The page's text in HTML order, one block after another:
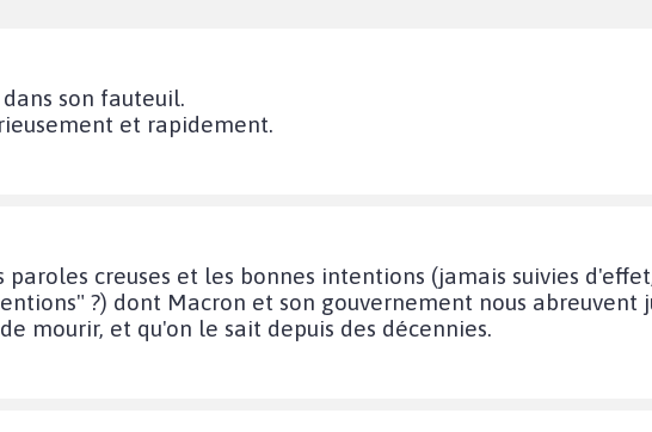
son fauteuil.
et rapidement.
creuses et les bonnes intentions (jamais suivies
?) dont Macron et son gouvernement nous abreuvent
mourir, et qu'on le sait depuis des décennies.